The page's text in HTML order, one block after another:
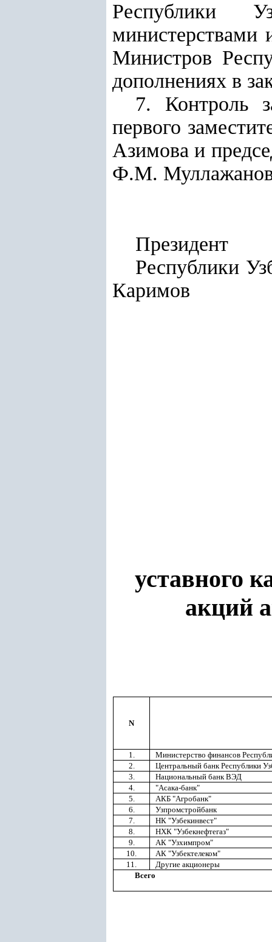
Республики
министерствами
Министров
дополнениях в
7. Контроль
первого
Азимова и
Ф.М.
Президент
Каримов
уставного
акций
N
1.
Министерство финансов
2.
Центральный банк Республики
3.
Национальный банк ВЭД
4.
"Асака-банк"
5.
АКБ "Агробанк"
6.
Узпромстройбанк
7.
НК "Узбекинвест"
8.
НХК "Узбекнефтегаз"
9.
АК "Узхимпром"
10.
АК "Узбектелеком"
11.
Другие акционеры
Всего